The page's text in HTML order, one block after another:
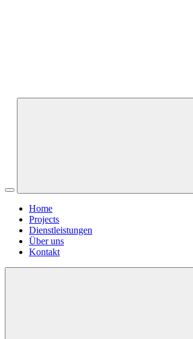
Home
Projects
Dienstleistungen
Über uns
Kontakt